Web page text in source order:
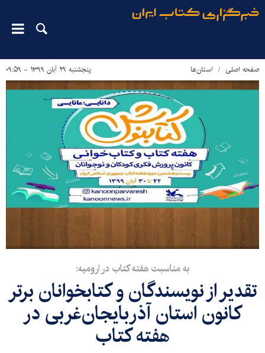
صفحه اصلی استان‌ها پنجشنبه ۲۹ آبان ۱۳۹۹ - ۰۹:۵۹
به مناسبت هفته کتاب در ارومیه:
تقدیر از نویسندگان و کتابخوانان برتر
کانون استان آذربایجان‌غربی در
هفته کتاب